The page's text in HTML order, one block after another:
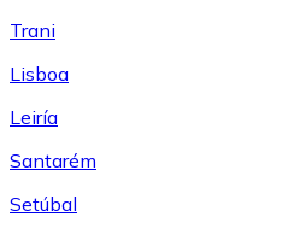
Trani
Lisboa
Leiría
Santarém
Setúbal